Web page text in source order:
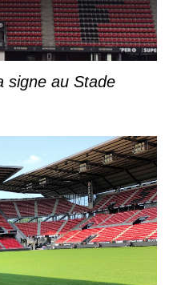
signe au Stade